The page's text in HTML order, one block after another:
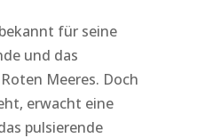
für seine
und das
Meeres. Doch
erwacht eine
pulsierende